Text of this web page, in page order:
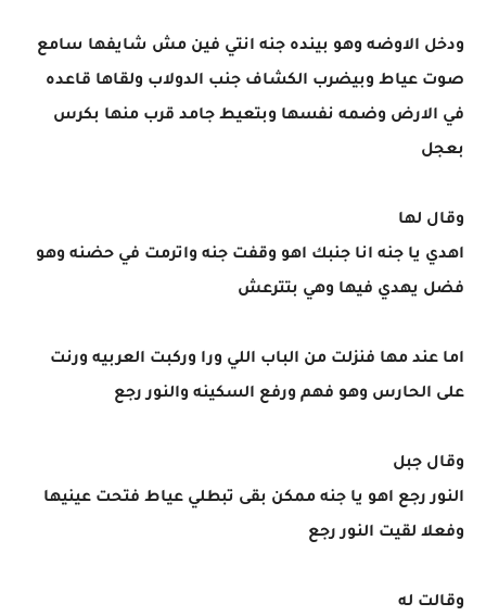
ودخل الاوضه وهو بينده جنه انتي فين مش شايفها سامع
صوت عياط وبيضرب الكشاف جنب الدولاب ولقاها قاعده
في الارض وضمه نفسها وبتعيط جامد قرب منها بكرس
بعجل
وقال لها
اهدي يا جنه انا جنبك اهو وقفت جنه واترمت في حضنه وهو
فضل يهدي فيها وهي بتترعش
اما عند مها فنزلت من الباب اللي ورا وركبت العربيه ورنت
على الحارس وهو فهم ورفع السكينه والنور رجع
وقال جبل
النور رجع اهو يا جنه ممكن بقى تبطلي عياط فتحت عينيها
وفعلا لقيت النور رجع
وقالت له